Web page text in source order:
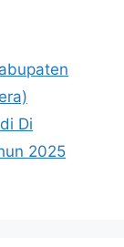
Di
2025